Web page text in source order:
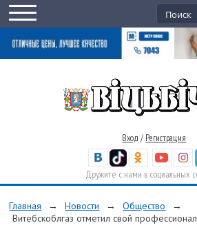
Вход / Регистрация
Дружите с нами в социальных
Главная → Новости → Общество
→
Витебскоблгаз отметил свой